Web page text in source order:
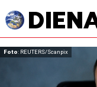
Foto: REUTERS/Scanpix